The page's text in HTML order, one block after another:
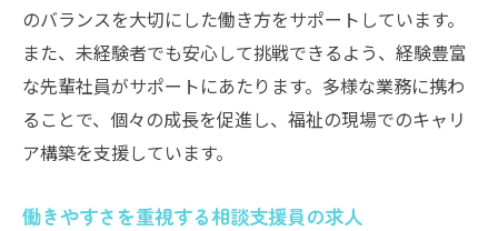
のバランスを大切にした働き方をサポートしています。
また、未経験者でも安心して挑戦できるよう、経験豊富
な先輩社員がサポートにあたります。多様な業務に携わ
ることで、個々の成長を促進し、福祉の現場でのキャリ
ア構築を支援しています。
働きやすさを重視する相談支援員の求人